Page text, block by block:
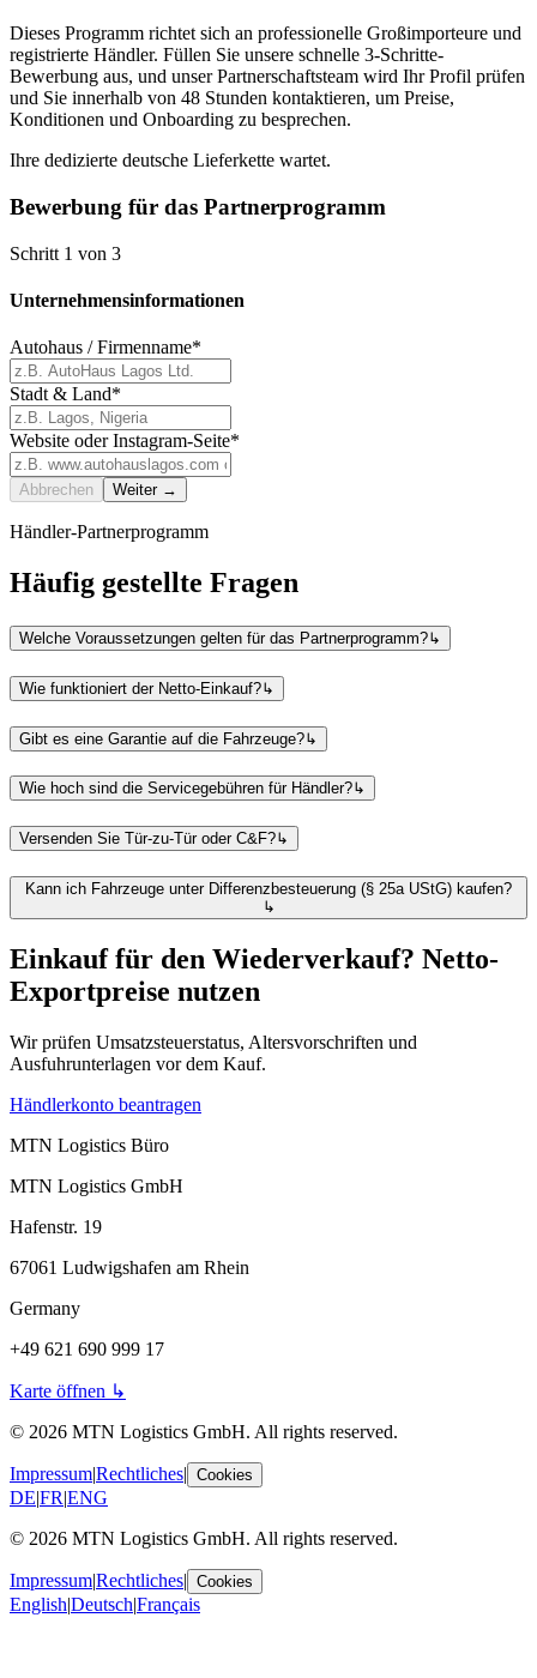
Dieses Programm richtet sich an professionelle Großimporteure und
registrierte Händler. Füllen Sie unsere schnelle 3-Schritte-
Bewerbung aus, und unser Partnerschaftsteam wird Ihr Profil prüfen
und Sie innerhalb von 48 Stunden kontaktieren, um Preise,
Konditionen und Onboarding zu besprechen.
Ihre dedizierte deutsche Lieferkette wartet.
Bewerbung für das Partnerprogramm
Schritt 1 von 3
Unternehmensinformationen
Autohaus / Firmenname*
Stadt & Land*
Website oder Instagram-Seite*
Abbrechen Weiter →
Händler-Partnerprogramm
Häufig gestellte Fragen
Welche Voraussetzungen gelten für das Partnerprogramm?↳
Wie funktioniert der Netto-Einkauf?↳
Gibt es eine Garantie auf die Fahrzeuge?↳
Wie hoch sind die Servicegebühren für Händler?↳
Versenden Sie Tür-zu-Tür oder C&F?↳
Kann ich Fahrzeuge unter Differenzbesteuerung (§ 25a UStG) kaufen?
↳
Einkauf für den Wiederverkauf? Netto-
Exportpreise nutzen
Wir prüfen Umsatzsteuerstatus, Altersvorschriften und
Ausfuhrunterlagen vor dem Kauf.
Händlerkonto beantragen
MTN Logistics Büro
MTN Logistics GmbH
Hafenstr. 19
67061 Ludwigshafen am Rhein
Germany
+49 621 690 999 17
Karte öffnen ↳
© 2026 MTN Logistics GmbH. All rights reserved.
Impressum|Rechtliches| Cookies
DE|FR|ENG
© 2026 MTN Logistics GmbH. All rights reserved.
Impressum|Rechtliches| Cookies
English|Deutsch|Français